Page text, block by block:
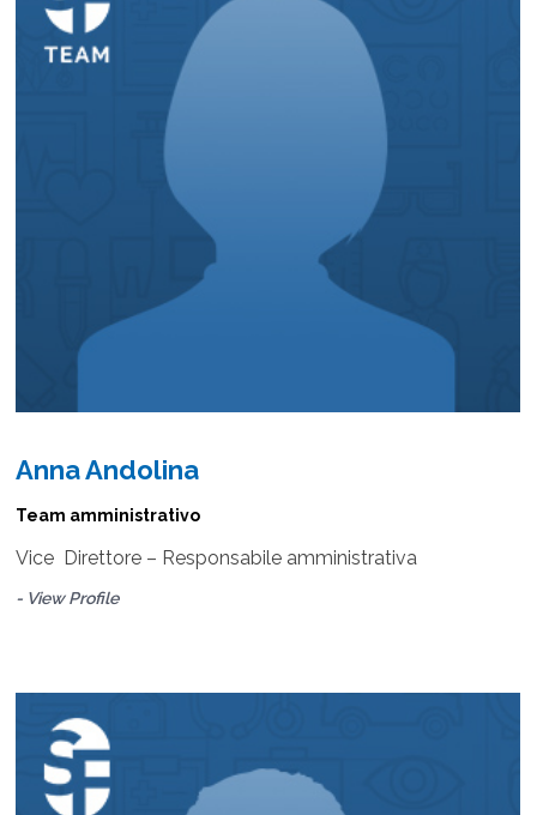
Anna Andolina
Team amministrativo
Vice Direttore – Responsabile amministrativa
- View Profile